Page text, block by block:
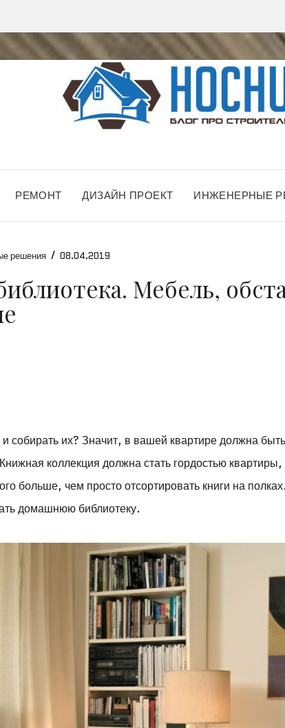
РЕМОНТ ДИЗАЙН ПРОЕКТ ИНЖЕНЕРНЫЕ
решения / 08.04.2019
Мебель,
и собирать их? Значит, в вашей квартире должна
коллекция должна стать гордостью
больше, чем просто отсортировать книги на
домашнюю библиотеку.